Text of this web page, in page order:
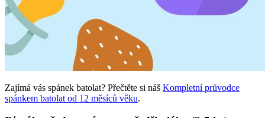
Zajímá vás spánek batolat? Přečtěte si náš Kompletní průvodce
spánkem batolat od 12 měsíců věku.